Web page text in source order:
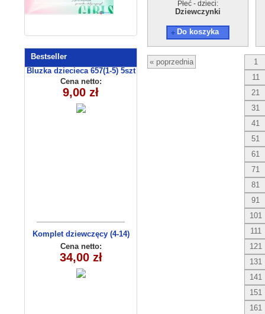
Bestseller
Bluzka dziecieca 657(1-5) 5szt
Cena netto:
9,00 zł
Komplet dziewczęcy (4-14)
8156
Cena netto:
34,00 zł
Płeć - dzieci:
Dziewczynki
Do koszyka
« poprzednia
1
11
21
31
41
51
61
71
81
91
101
111
121
131
141
151
161